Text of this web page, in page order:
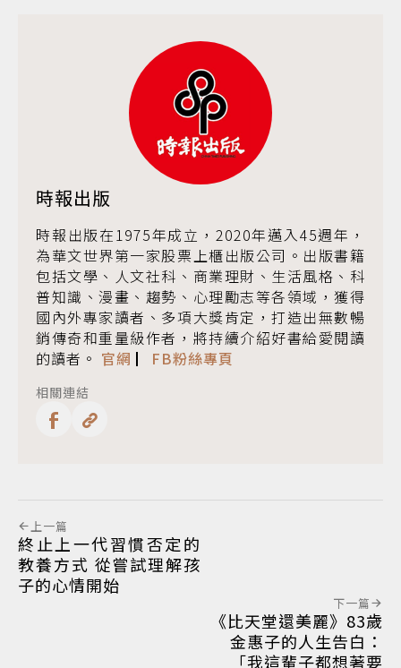
時報出版
時報出版在1975年成立，2020年邁入45週年，
為華文世界第一家股票上櫃出版公司。出版書籍
包括文學、人文社科、商業理財、生活風格、科
普知識、漫畫、趨勢、心理勵志等各領域，獲得
國內外專家讀者、多項大獎肯定，打造出無數暢
銷傳奇和重量級作者，將持續介紹好書給愛閱讀
的讀者。 官網 ▏ FB粉絲專頁
相關連結
上一篇
終止上一代習慣否定的
教養方式 從嘗試理解孩
子的心情開始
下一篇
《比天堂還美麗》83歲
金惠子的人生告白：
「我這輩子都想著要